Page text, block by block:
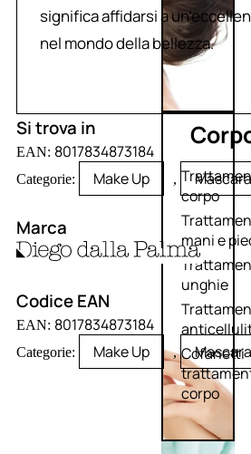
corpo
mani e
unghie
Cofanetti
corpo
significa affidarsi a
nel mondo della bellezza.
Si trova in
EAN: 8017834873184
Categorie: Make Up , Mascara
Marca
Codice EAN
EAN: 8017834873184
Categorie: Make Up , Mascara